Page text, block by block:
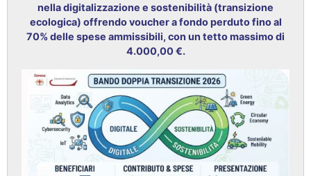
nella digitalizzazione e sostenibilità (transizione
ecologica) offrendo voucher a fondo perduto fino al
70% delle spese ammissibili, con un tetto massimo di
4.000,00 €.